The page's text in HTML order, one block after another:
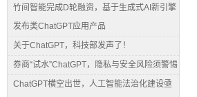
竹间智能完成D轮融资，基于生成式AI新引擎
发布类ChatGPT应用产品
关于ChatGPT，科技部发声了！
券商“试水”ChatGPT，隐私与安全风险须警惕
ChatGPT横空出世，人工智能法治化建设亟